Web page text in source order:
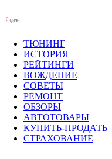
ТЮНИНГ
ИСТОРИЯ
РЕЙТИНГИ
ВОЖДЕНИЕ
СОВЕТЫ
РЕМОНТ
ОБЗОРЫ
АВТОТОВАРЫ
КУПИТЬ-ПРОДАТЬ
СТРАХОВАНИЕ